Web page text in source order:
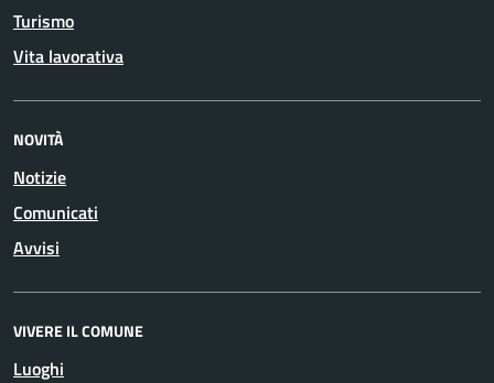
Turismo
Vita lavorativa
NOVITÀ
Notizie
Comunicati
Avvisi
VIVERE IL COMUNE
Luoghi